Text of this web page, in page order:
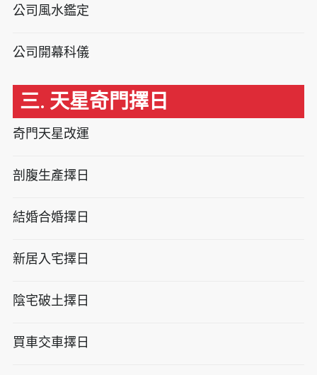
公司風水鑑定
公司開幕科儀
三. 天星奇門擇日
奇門天星改運
剖腹生產擇日
結婚合婚擇日
新居入宅擇日
陰宅破土擇日
買車交車擇日